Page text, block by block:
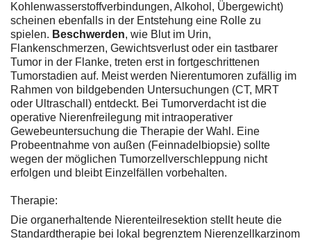
Kohlenwasserstoffverbindungen, Alkohol, Übergewicht)
scheinen ebenfalls in der Entstehung eine Rolle zu
spielen. Beschwerden, wie Blut im Urin,
Flankenschmerzen, Gewichtsverlust oder ein tastbarer
Tumor in der Flanke, treten erst in fortgeschrittenen
Tumorstadien auf. Meist werden Nierentumoren zufällig im
Rahmen von bildgebenden Untersuchungen (CT, MRT
oder Ultraschall) entdeckt. Bei Tumorverdacht ist die
operative Nierenfreilegung mit intraoperativer
Gewebeuntersuchung die Therapie der Wahl. Eine
Probeentnahme von außen (Feinnadelbiopsie) sollte
wegen der möglichen Tumorzellverschleppung nicht
erfolgen und bleibt Einzelfällen vorbehalten.
Therapie:
Die organerhaltende Nierenteilresektion stellt heute die
Standardtherapie bei lokal begrenztem Nierenzellkarzinom